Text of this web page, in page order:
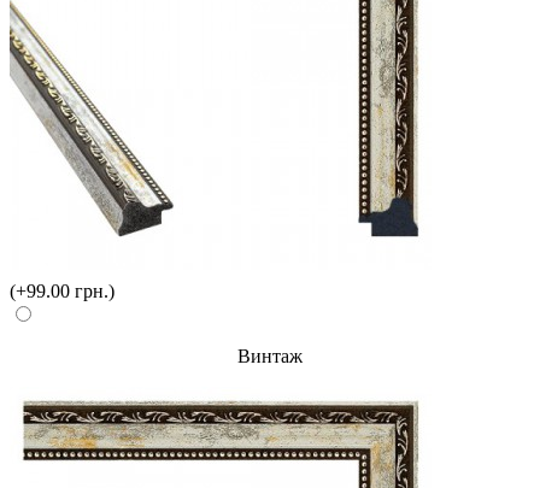
(+99.00 грн.)
Винтаж